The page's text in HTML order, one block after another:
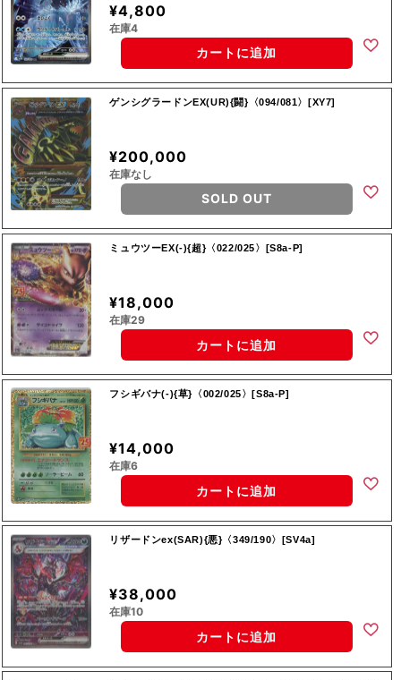
¥4,800
在庫4
カートに追加
ゲンシグラードンEX(UR){闘}〈094/081〉[XY7]
¥200,000
在庫なし
SOLD OUT
ミュウツーEX(-){超}〈022/025〉[S8a-P]
¥18,000
在庫29
カートに追加
フシギバナ(-){草}〈002/025〉[S8a-P]
¥14,000
在庫6
カートに追加
リザードンex(SAR){悪}〈349/190〉[SV4a]
¥38,000
在庫10
カートに追加